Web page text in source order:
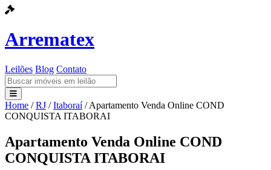
Arrematex
Leilões Blog Contato
Leilões
Blog
Contato
Home / RJ / Itaboraí / Apartamento Venda Online COND
CONQUISTA ITABORAI
Apartamento Venda Online COND
CONQUISTA ITABORAI